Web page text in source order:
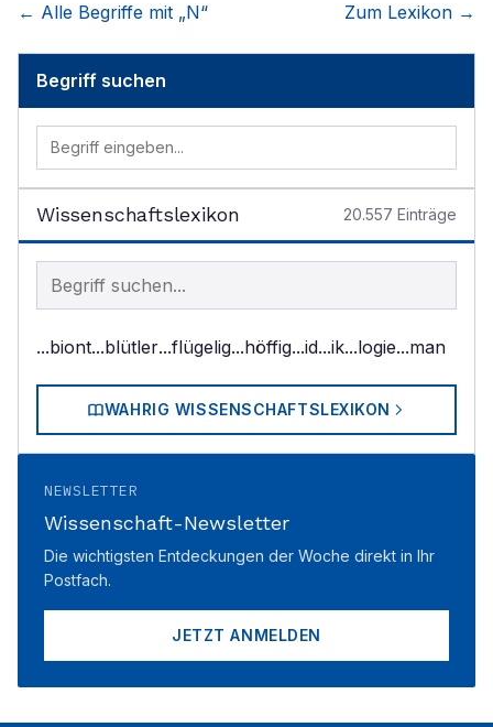
← Alle Begriffe mit „N“ Zum Lexikon →
Begriff suchen
Wissenschaftslexikon 20.557 Einträge
Begriff im Lexikon suchen
...biont...blütler...flügelig...höffig...id...ik...logie...man
WAHRIG WISSENSCHAFTSLEXIKON
NEWSLETTER
Wissenschaft-Newsletter
Die wichtigsten Entdeckungen der Woche direkt in Ihr
Postfach.
JETZT ANMELDEN